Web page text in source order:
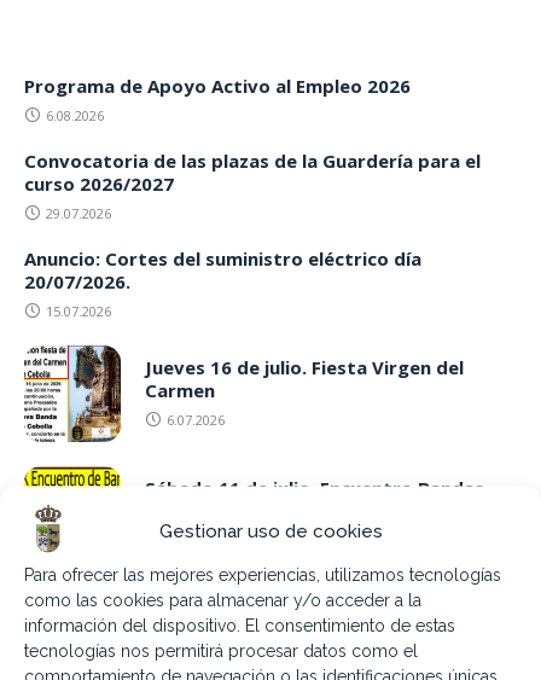
Gestionar uso de cookies
Para ofrecer las mejores experiencias, utilizamos tecnologías
como las cookies para almacenar y/o acceder a la
información del dispositivo. El consentimiento de estas
tecnologías nos permitirá procesar datos como el
comportamiento de navegación o las identificaciones únicas
Programa de Apoyo Activo al Empleo 2026
6.08.2026
Convocatoria de las plazas de la Guardería para el
curso 2026/2027
29.07.2026
Anuncio: Cortes del suministro eléctrico día
20/07/2026.
15.07.2026
Jueves 16 de julio. Fiesta Virgen del
Carmen
6.07.2026
Sábado 11 de julio. Encuentro Bandas
4.07.2026
9,16,23 y 30 Julio Piscina nocturna
3.07.2026